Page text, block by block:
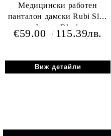
Медицински работен
панталон дамски Rubi Slim
Jogger Black
€59.00 115.39лв.
Виж детайли